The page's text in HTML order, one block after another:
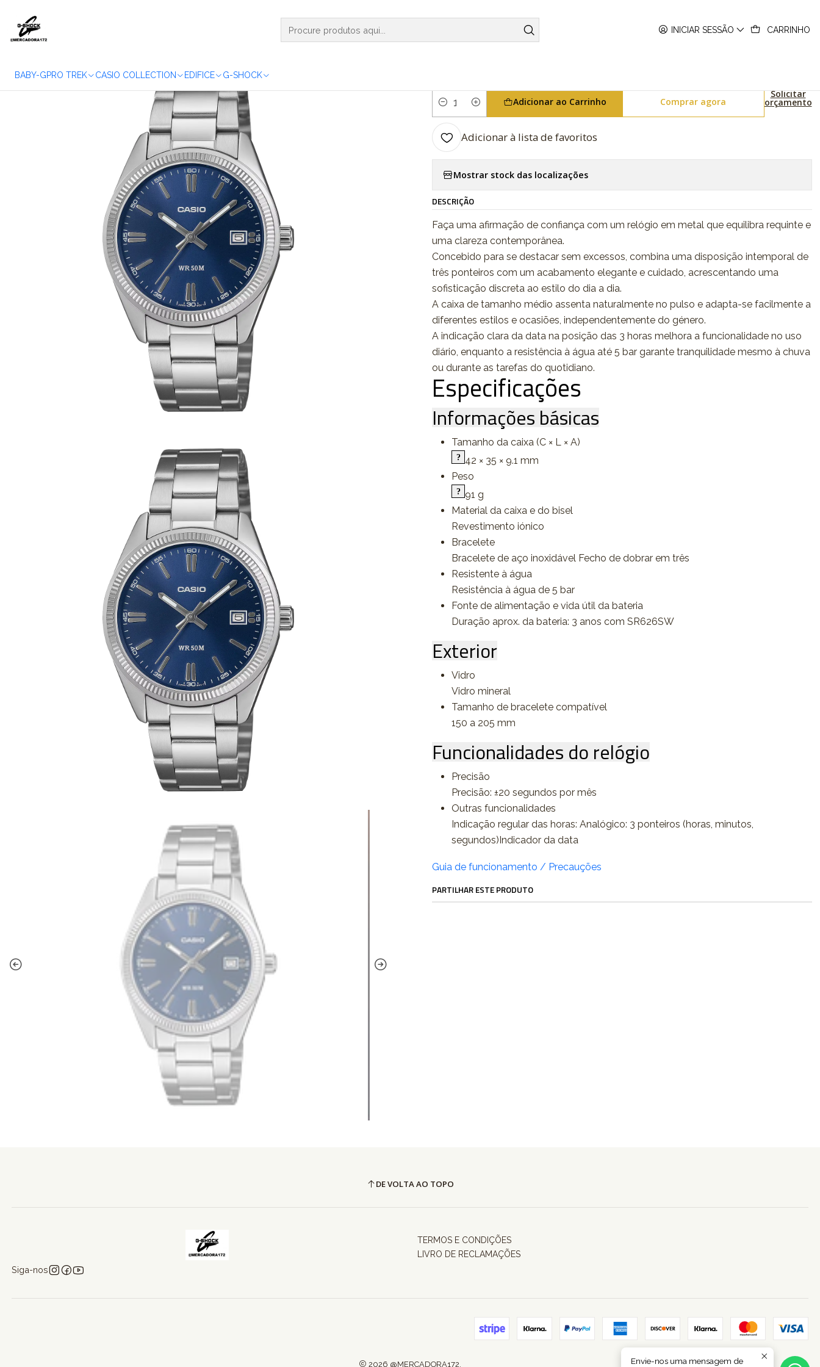
INICIAR SESSÃO CARRINHO
BABY-GPRO TREK CASIO COLLECTION EDIFICE G-SHOCK
Quantidade
Adicionar ao Carrinho Comprar agora
Solicitar
orçamento
Adicionar à lista de favoritos
Mostrar stock das localizações
DESCRIÇÃO
Faça uma afirmação de confiança com um relógio em metal que equilibra requinte e
uma clareza contemporânea.
Concebido para se destacar sem excessos, combina uma disposição intemporal de
três ponteiros com um acabamento elegante e cuidado, acrescentando uma
sofisticação discreta ao estilo do dia a dia.
A caixa de tamanho médio assenta naturalmente no pulso e adapta-se facilmente a
diferentes estilos e ocasiões, independentemente do género.
A indicação clara da data na posição das 3 horas melhora a funcionalidade no uso
diário, enquanto a resistência à água até 5 bar garante tranquilidade mesmo à chuva
ou durante as tarefas do quotidiano.
Especificações
Informações básicas
Tamanho da caixa (C × L × A)
42 × 35 × 9.1 mm
Peso
91 g
Material da caixa e do bisel
Revestimento iónico
Bracelete
Bracelete de aço inoxidável Fecho de dobrar em três
Resistente à água
Resistência à água de 5 bar
Fonte de alimentação e vida útil da bateria
Duração aprox. da bateria: 3 anos com SR626SW
Exterior
Vidro
Vidro mineral
Tamanho de bracelete compatível
150 a 205 mm
Funcionalidades do relógio
Precisão
Precisão: ±20 segundos por mês
Outras funcionalidades
Indicação regular das horas: Analógico: 3 ponteiros (horas, minutos,
segundos)Indicador da data
Guia de funcionamento / Precauções
PARTILHAR ESTE PRODUTO
DE VOLTA AO TOPO
Siga-nos
TERMOS E CONDIÇÕES
LIVRO DE RECLAMAÇÕES
2026 @MERCADORA172. Envie-nos uma mensagem de